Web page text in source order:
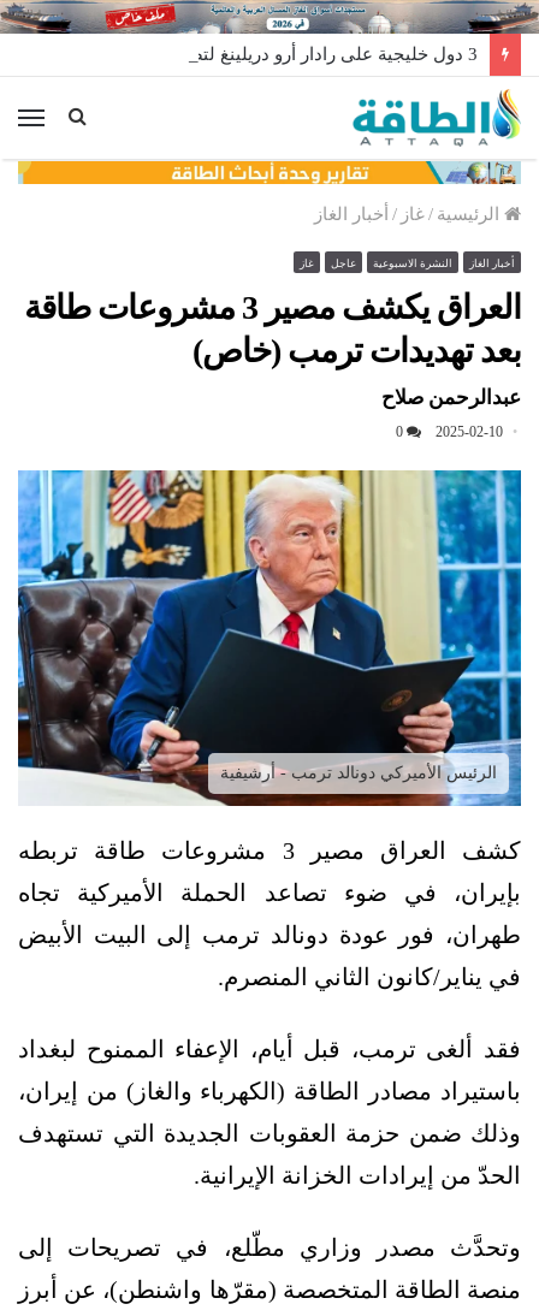
3 دول خليجية على رادار أرو دريلينغ لتصدير منصات الحفر
الرئيسية /غاز / أخبار الغاز
أخبار الغاز النشرة الاسبوعية عاجل غاز
العراق يكشف مصير 3 مشروعات طاقة
بعد تهديدات ترمب (خاص)
عبدالرحمن صلاح
2025-02-10
0
الرئيس الأميركي دونالد ترمب - أرشيفية
كشف العراق مصير 3 مشروعات طاقة تربطه
بإيران، في ضوء تصاعد الحملة الأميركية تجاه
طهران، فور عودة دونالد ترمب إلى البيت الأبيض
في يناير/كانون الثاني المنصرم.
فقد ألغى ترمب، قبل أيام، الإعفاء الممنوح لبغداد
باستيراد مصادر الطاقة (الكهرباء والغاز) من إيران،
وذلك ضمن حزمة العقوبات الجديدة التي تستهدف
الحدّ من إيرادات الخزانة الإيرانية.
وتحدَّث مصدر وزاري مطّلع، في تصريحات إلى
منصة الطاقة المتخصصة (مقرّها واشنطن)، عن أبرز